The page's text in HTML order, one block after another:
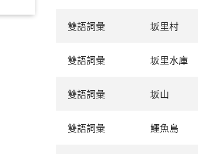
雙語詞彙 坂里村
雙語詞彙 坂里水庫
雙語詞彙 坂山
雙語詞彙 鱷魚島